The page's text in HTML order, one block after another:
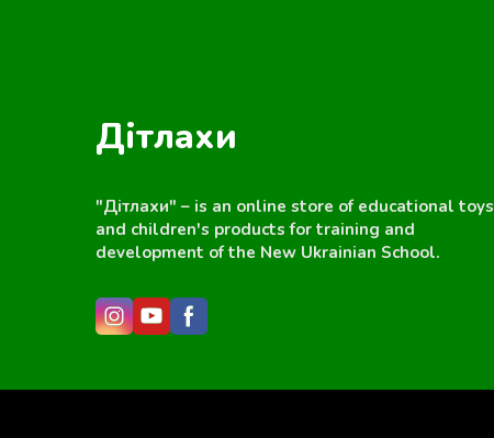
Дітлахи
"Дітлахи" – is an online store of educational toys
and children's products for training and
development of the New Ukrainian School.